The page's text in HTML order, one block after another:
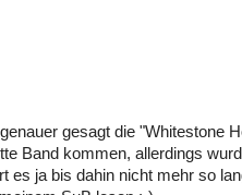
gesagt die "Whitestone
Band kommen, allerdings
es ja bis dahin nicht mehr so